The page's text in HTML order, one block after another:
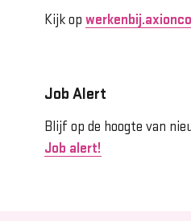
Kijk op
Job Alert
Blijf op de hoogte van
Job alert!